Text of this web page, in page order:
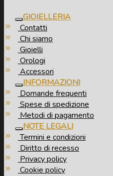
GIOIELLERIA
Contatti
Chi siamo
Gioielli
Orologi
Accessori
INFORMAZIONI
Domande frequenti
Spese di spedizione
Metodi di pagamento
NOTE LEGALI
Termini e condizioni
Diritto di recesso
Privacy policy
Cookie policy